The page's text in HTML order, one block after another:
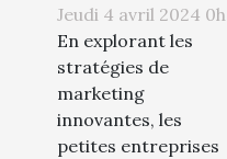
de la publicité
par
montgolfière
pour les petites
entreprises
Jeudi 4 avril 2024 0h
En explorant les
stratégies de
marketing
innovantes, les
petites entreprises